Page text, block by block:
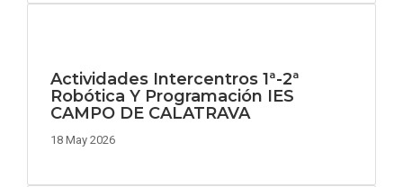
Actividades Intercentros 1ª-2ª
Robótica Y Programación IES
CAMPO DE CALATRAVA
18 May 2026